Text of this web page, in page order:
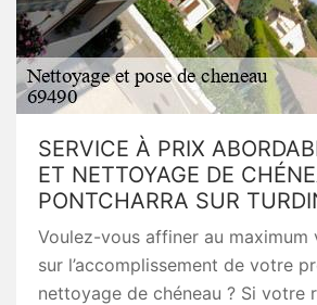
SERVICE À PRIX
ET NETTOYAGE DE
PONTCHARRA SUR
Voulez-vous affiner au maximum
sur l’accomplissement de votre
nettoyage de chéneau ? Si votre